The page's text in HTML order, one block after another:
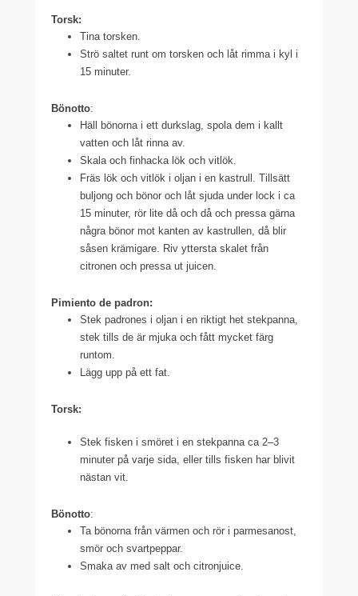
Torsk:
Tina torsken.
Strö saltet runt om torsken och låt rimma i kyl i
15 minuter.
Bönotto:
Häll bönorna i ett durkslag, spola dem i kallt
vatten och låt rinna av.
Skala och finhacka lök och vitlök.
Fräs lök och vitlök i oljan i en kastrull. Tillsätt
buljong och bönor och låt sjuda under lock i ca
15 minuter, rör lite då och då och pressa gärna
några bönor mot kanten av kastrullen, då blir
såsen krämigare. Riv yttersta skalet från
citronen och pressa ut juicen.
Pimiento de padron:
Stek padrones i oljan i en riktigt het stekpanna,
stek tills de är mjuka och fått mycket färg
runtom.
Lägg upp på ett fat.
Torsk:
Stek fisken i smöret i en stekpanna ca 2–3
minuter på varje sida, eller tills fisken har blivit
nästan vit.
Bönotto:
Ta bönorna från värmen och rör i parmesanost,
smör och svartpeppar.
Smaka av med salt och citronjuice.